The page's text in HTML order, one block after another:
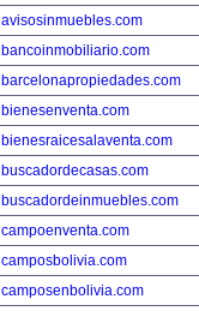
avisosinmuebles.com
bancoinmobiliario.com
barcelonapropiedades.com
bienesenventa.com
bienesraicesalaventa.com
buscadordecasas.com
buscadordeinmuebles.com
campoenventa.com
camposbolivia.com
camposenbolivia.com